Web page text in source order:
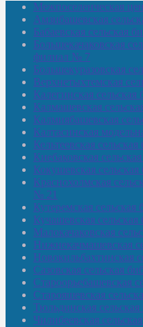
Межпоселенческая
Амзибашевская
Бабаевская сельская
Большекачаковская
филиал № 7
Большекуразовская
Верхнетыхтемская
Калегинская
Калмашевская
Калмиябашевская
Калтасинская
Кельтеевская
Киебаковская
Кокушевская
Краснохолмская
№ 21
Кутеремская
Кучашевская
Малокачаковская
Нижнекачмашевская
Новокильбахтинская
Сазовская сельская
Староорьебашевская
Старояшевская
Тюльдинская
Чилибеевская